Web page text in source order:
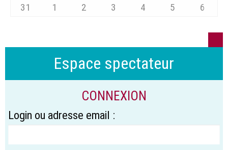
31
1 2 3 4 5 6
Espace spectateur
CONNEXION
Login ou adresse email :